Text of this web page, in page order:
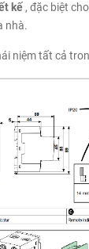
kế , đặc biệt
nhà.
niệm tất cả